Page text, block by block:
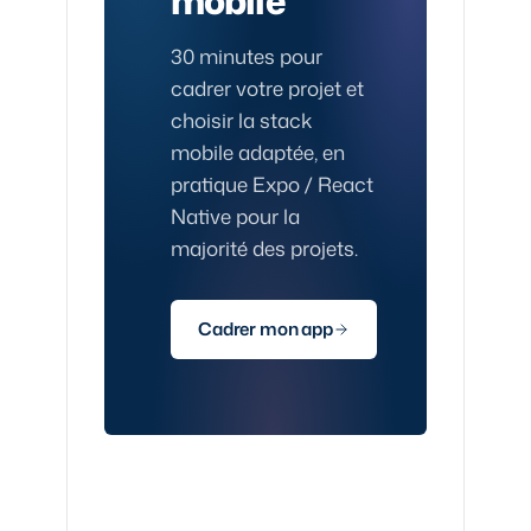
30 minutes pour
cadrer votre projet et
choisir la stack
mobile adaptée, en
pratique Expo / React
Native pour la
majorité des projets.
Cadrer mon app